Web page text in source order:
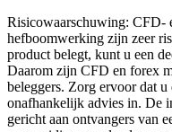
Risicowaarschuwing: CFD-
hefboomwerking zijn zeer
product belegt, kunt u een
Daarom zijn CFD en forex
beleggers. Zorg ervoor dat
onafhankelijk advies in. De
gericht aan ontvangers van